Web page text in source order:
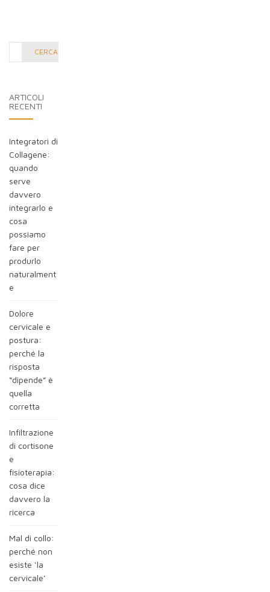
CERCA
ARTICOLI
RECENTI
Integratori di
Collagene:
quando
serve
davvero
integrarlo e
cosa
possiamo
fare per
produrlo
naturalment
e
Dolore
cervicale e
postura:
perché la
risposta
“dipende” è
quella
corretta
Infiltrazione
di cortisone
e
fisioterapia:
cosa dice
davvero la
ricerca
Mal di collo:
perché non
esiste ‘la
cervicale’